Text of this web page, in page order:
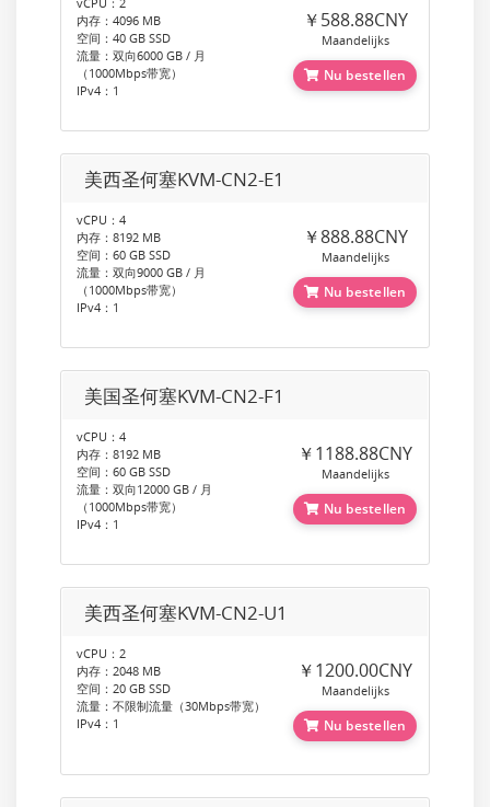
内存：4096 MB
空间：40 GB SSD
流量：双向6000 GB / 月
（1000Mbps带宽）
IPv4：1
￥588.88CNY
Maandelijks
Nu bestellen
美西圣何塞KVM-CN2-E1
vCPU：4
内存：8192 MB
空间：60 GB SSD
流量：双向9000 GB / 月
（1000Mbps带宽）
IPv4：1
￥888.88CNY
Maandelijks
Nu bestellen
美国圣何塞KVM-CN2-F1
vCPU：4
内存：8192 MB
空间：60 GB SSD
流量：双向12000 GB / 月
（1000Mbps带宽）
IPv4：1
￥1188.88CNY
Maandelijks
Nu bestellen
美西圣何塞KVM-CN2-U1
vCPU：2
内存：2048 MB
空间：20 GB SSD
流量：不限制流量（30Mbps带宽）
IPv4：1
￥1200.00CNY
Maandelijks
Nu bestellen